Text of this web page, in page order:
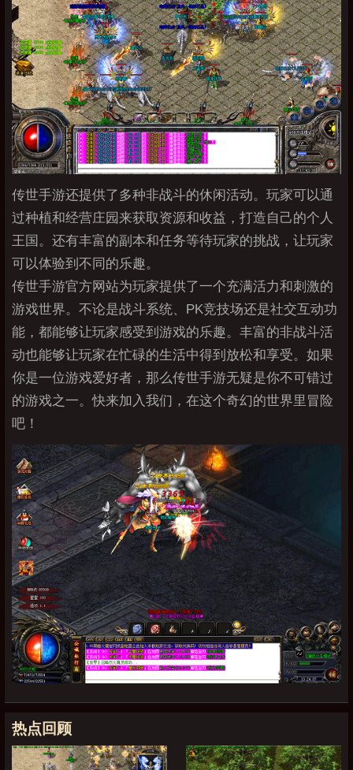
传世手游还提供了多种非战斗的休闲活动。玩家可以通
过种植和经营庄园来获取资源和收益，打造自己的个人
王国。还有丰富的副本和任务等待玩家的挑战，让玩家
可以体验到不同的乐趣。
传世手游官方网站为玩家提供了一个充满活力和刺激的
游戏世界。不论是战斗系统、PK竞技场还是社交互动功
能，都能够让玩家感受到游戏的乐趣。丰富的非战斗活
动也能够让玩家在忙碌的生活中得到放松和享受。如果
你是一位游戏爱好者，那么传世手游无疑是你不可错过
的游戏之一。快来加入我们，在这个奇幻的世界里冒险
吧！
热点回顾